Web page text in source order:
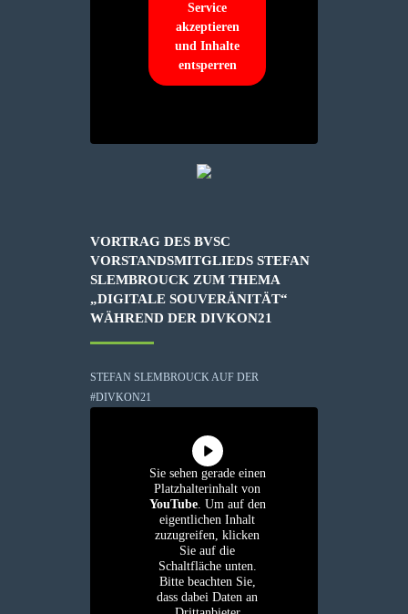
Service
akzeptieren
und Inhalte
entsperren
VORTRAG DES BVSC
VORSTANDSMITGLIEDS STEFAN
SLEMBROUCK ZUM THEMA
„DIGITALE SOUVERÄNITÄT“
WÄHREND DER DIVKON21
STEFAN SLEMBROUCK AUF DER
#DIVKON21
Sie sehen gerade einen
Platzhalterinhalt von
YouTube. Um auf den
eigentlichen Inhalt
zuzugreifen, klicken
Sie auf die
Schaltfläche unten.
Bitte beachten Sie,
dass dabei Daten an